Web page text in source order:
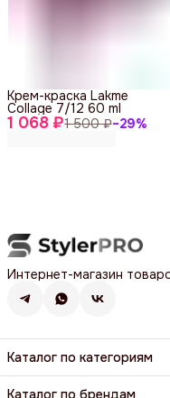
1 068 ₽1 500 ₽−29%
Крем-краска Lakme
Collage 7/12 60 ml
Интернет-магазин
Каталог по категориям
Фены, фен-щетки,
Машинки, триммеры,
Каталог по брендам